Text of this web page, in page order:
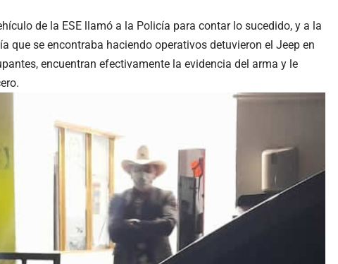
de la ESE llamó a la Policía para contar lo sucedido, y a la
que se encontraba haciendo operativos detuvieron el Jeep en
encuentran efectivamente la evidencia del arma y le